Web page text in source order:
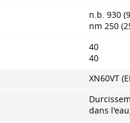
n.b. 930
nm 250
40
40
XN60VT
dans